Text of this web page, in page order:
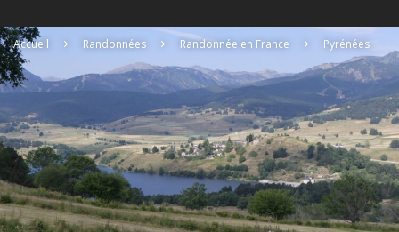
Accueil Randonnées Randonnée en France Pyrénées